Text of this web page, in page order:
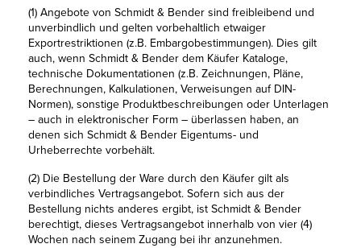
(1) Angebote von Schmidt & Bender sind freibleibend und
unverbindlich und gelten vorbehaltlich etwaiger
Exportrestriktionen (z.B. Embargobestimmungen). Dies gilt
auch, wenn Schmidt & Bender dem Käufer Kataloge,
technische Dokumentationen (z.B. Zeichnungen, Pläne,
Berechnungen, Kalkulationen, Verweisungen auf DIN-
Normen), sonstige Produktbeschreibungen oder Unterlagen
– auch in elektronischer Form – überlassen haben, an
denen sich Schmidt & Bender Eigentums- und
Urheberrechte vorbehält.
(2) Die Bestellung der Ware durch den Käufer gilt als
verbindliches Vertragsangebot. Sofern sich aus der
Bestellung nichts anderes ergibt, ist Schmidt & Bender
berechtigt, dieses Vertragsangebot innerhalb von vier (4)
Wochen nach seinem Zugang bei ihr anzunehmen.